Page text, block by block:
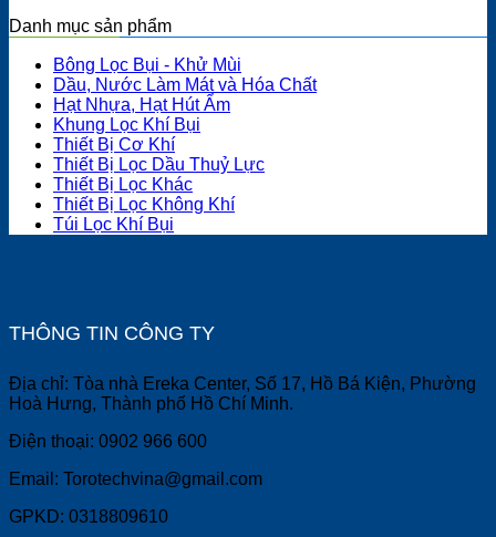
Danh mục sản phẩm
Bông Lọc Bụi - Khử Mùi
Dầu, Nước Làm Mát và Hóa Chất
Hạt Nhựa, Hạt Hút Ẩm
Khung Lọc Khí Bụi
Thiết Bị Cơ Khí
Thiết Bị Lọc Dầu Thuỷ Lực
Thiết Bị Lọc Khác
Thiết Bị Lọc Không Khí
Túi Lọc Khí Bụi
THÔNG TIN CÔNG TY
Địa chỉ: Tòa nhà Ereka Center, Số 17, Hồ Bá Kiện, Phường
Hoà Hưng, Thành phố Hồ Chí Minh.
Điện thoại: 0902 966 600
Email: Torotechvina@gmail.com
GPKD: 0318809610